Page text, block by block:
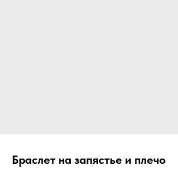
Браслет на запястье и плечо